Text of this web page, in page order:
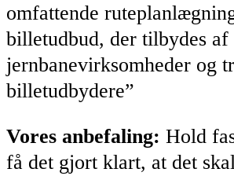
omfattende
billetudbud, der tilbydes af
jernbanevirksomheder og
billetudbydere”
Vores anbefaling: Hold
få det gjort klart, at det